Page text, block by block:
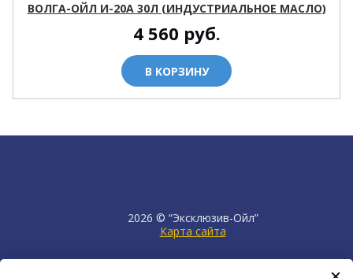
ВОЛГА-ОЙЛ И-20А 30Л (ИНДУСТРИАЛЬНОЕ МАСЛО)
4 560 руб.
В КОРЗИНУ
2026 © “Эксклюзив-Ойл”
Карта сайта